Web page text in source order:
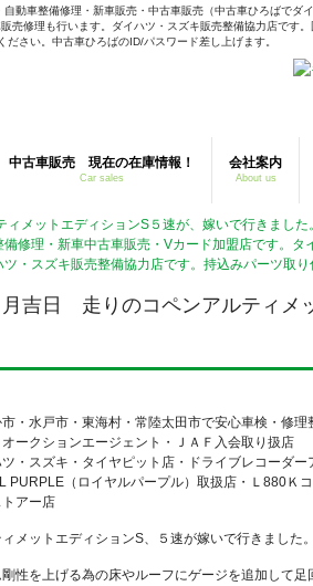
動車整備修理・新車販売・中古車販売（中古車ひろばでダ
修理も行います。ダイハツ・スズキ販売整備協力店です
さい。中古車ひろばのID/パスワード差し上げます。
中古車販売 現在の在庫情報！
Car sales
会社案内
About us
ィメットエディションS５速が、嫁いで行きまし
修理・新車中古車販売・Vカード加盟店です。
・スズキ販売整備協力店です。持込みパーツ取り
月吉日 走りのコペンアルティメ
・水戸市・東海村・常陸太田市で安心車検・修
ークションエージェント・ＪＡＦ入会取り扱店
・スズキ・タイヤピット店・ドライブレコーダ
PURPLE（ロイヤルパープル）取扱店・Ｌ880Ｋ
アー店
メットエディションS、５速が嫁いで行きました。
性を上げる為の床やルーフにゲージを追加して